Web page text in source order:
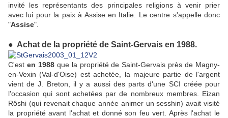
invité les représentants des principales religions à venir prier
avec lui pour la paix à Assise en Italie. Le centre s'appelle donc
"Assise".
● Achat de la propriété de Saint-Gervais en 1988.
C'est en 1988que la propriété de Saint-Gervais près de Magny-
en-Vexin (Val-d'Oise) est achetée, la majeure partie de l'argent
vient de J. Breton, il y a aussi des parts d'une SCI créée pour
l'occasion qui sont achetées par de nombreux membres. Eizan
Rôshi (qui revenait chaque année animer un sesshin) avait visité
la propriété avant l'achat et donné son feu vert. Après l'achat le